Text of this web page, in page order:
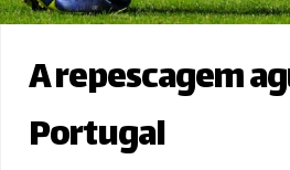
A repescagem
Portugal